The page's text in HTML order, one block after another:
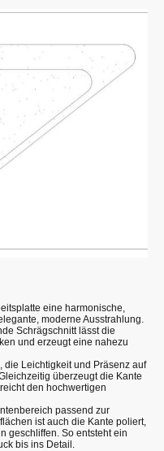
eine harmonische,
moderne Ausstrahlung.
Schrägschnitt lässt die
und erzeugt eine nahezu
die Leichtigkeit und Präsenz auf
überzeugt die Kante
den hochwertigen
passend zur
ist auch die Kante poliert,
geschliffen. So entsteht ein
bis ins Detail.